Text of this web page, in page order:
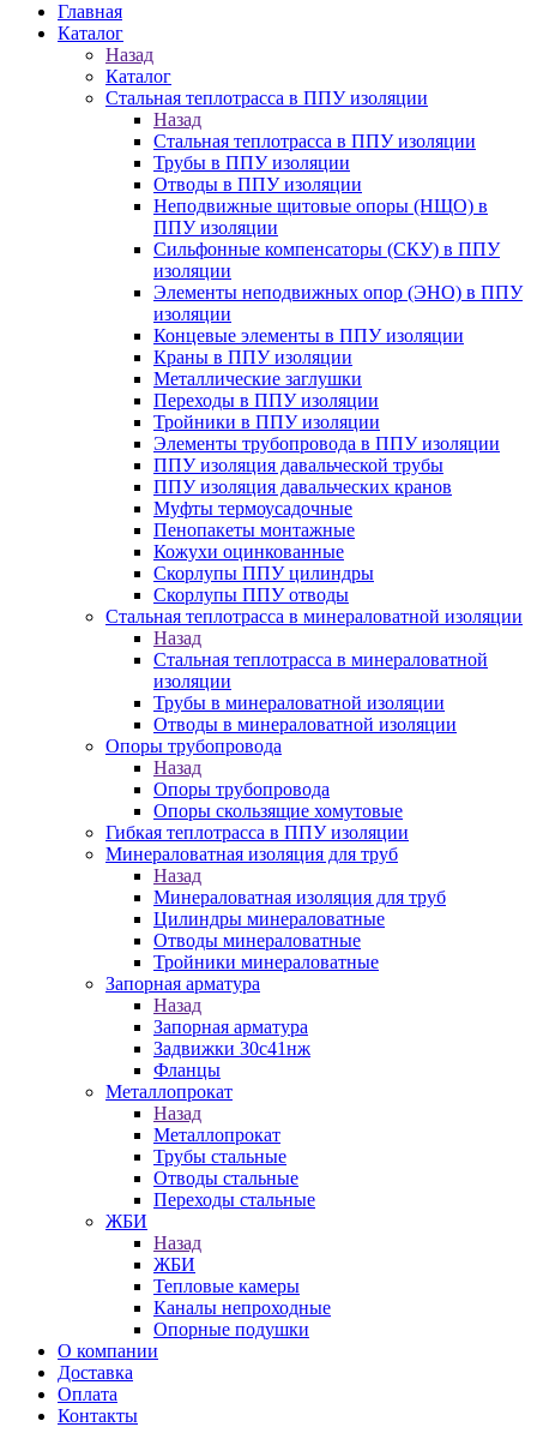
Главная
Каталог
Назад
Каталог
Стальная теплотрасса в ППУ изоляции
Назад
Стальная теплотрасса в ППУ изоляции
Трубы в ППУ изоляции
Отводы в ППУ изоляции
Неподвижные щитовые опоры (НЩО) в
ППУ изоляции
Cильфонные компенсаторы (СКУ) в ППУ
изоляции
Элементы неподвижных опор (ЭНО) в ППУ
изоляции
Концевые элементы в ППУ изоляции
Краны в ППУ изоляции
Металлические заглушки
Переходы в ППУ изоляции
Тройники в ППУ изоляции
Элементы трубопровода в ППУ изоляции
ППУ изоляция давальческой трубы
ППУ изоляция давальческих кранов
Муфты термоусадочные
Пенопакеты монтажные
Кожухи оцинкованные
Скорлупы ППУ цилиндры
Скорлупы ППУ отводы
Стальная теплотрасса в минераловатной изоляции
Назад
Стальная теплотрасса в минераловатной
изоляции
Трубы в минераловатной изоляции
Отводы в минераловатной изоляции
Опоры трубопровода
Назад
Опоры трубопровода
Опоры скользящие хомутовые
Гибкая теплотрасса в ППУ изоляции
Минераловатная изоляция для труб
Назад
Минераловатная изоляция для труб
Цилиндры минераловатные
Отводы минераловатные
Тройники минераловатные
Запорная арматура
Назад
Запорная арматура
Задвижки 30с41нж
Фланцы
Металлопрокат
Назад
Металлопрокат
Трубы стальные
Отводы стальные
Переходы стальные
ЖБИ
Назад
ЖБИ
Тепловые камеры
Каналы непроходные
Опорные подушки
О компании
Доставка
Оплата
Контакты